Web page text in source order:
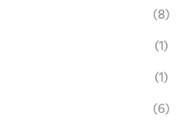
(8)
(1)
(1)
(6)